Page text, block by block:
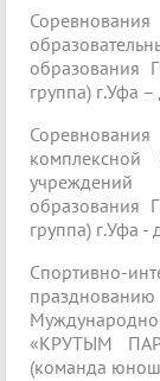
образования
группа) г.Уфа
комплексной
образования
группа) г.Уфа
Спортивно-
«КРУТЫМ
(команда